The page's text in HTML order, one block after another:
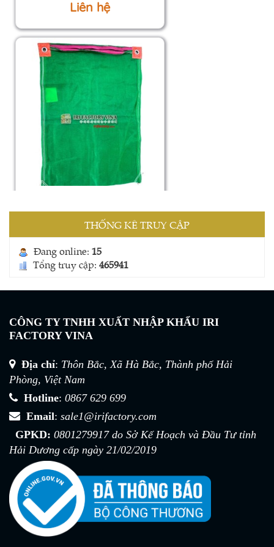
Liên hệ
khuy)
Liên hệ
Lưới chắn gió vườn, nhà kính
(Type A)
Liên hệ
THỐNG KÊ TRUY CẬP
Đang online: 15
Tổng truy cập: 465941
CÔNG TY TNHH XUẤT NHẬP KHẨU IRI
FACTORY VINA
Địa chỉ: Thôn Bắc, Xã Hà Bắc, Thành phố Hải
Phòng, Việt Nam
Hotline: 0867 629 699
Email: sale1@irifactory.com
GPKD: 0801279917 do Sở Kế Hoạch và Đầu Tư tỉnh
Hải Dương cấp ngày 21/02/2019